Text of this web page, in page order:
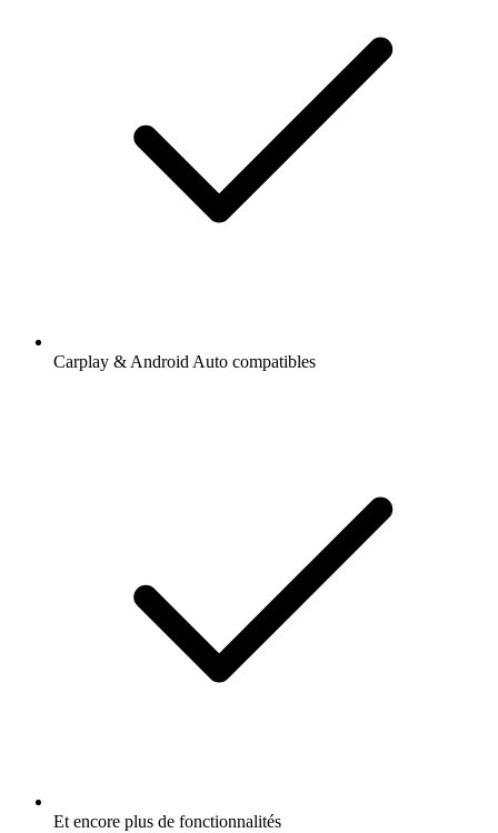
Carplay & Android Auto compatibles
Et encore plus de fonctionnalités